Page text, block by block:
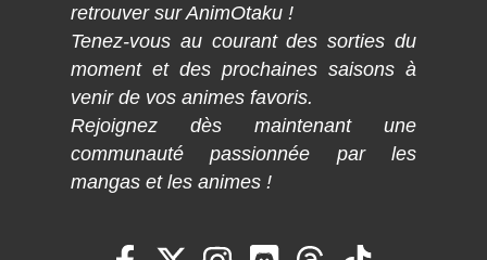
retrouver sur AnimOtaku !
Tenez-vous au courant des sorties du
moment et des prochaines saisons à
venir de vos animes favoris.
Rejoignez dès maintenant une
communauté passionnée par les
mangas et les animes !